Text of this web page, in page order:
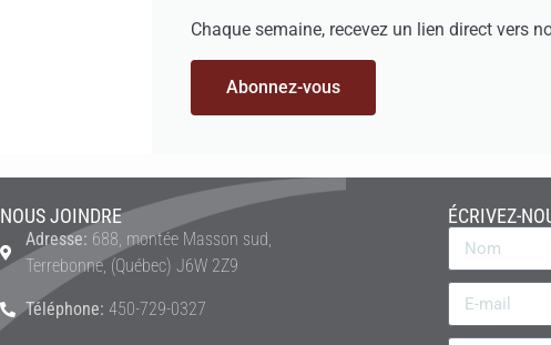
Chaque semaine, recevez un lien direct vers
Abonnez-vous
NOUS JOINDRE
Adresse: 688, montée Masson sud,
Terrebonne, (Québec) J6W 2Z9
Téléphone: 450-729-0327
ÉCRIVEZ-